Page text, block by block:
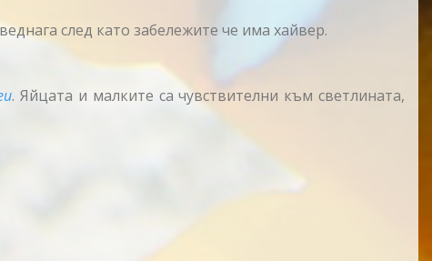
след като забележите че има хайвер.
. Яйцата и малките са чувствителни към светлината,